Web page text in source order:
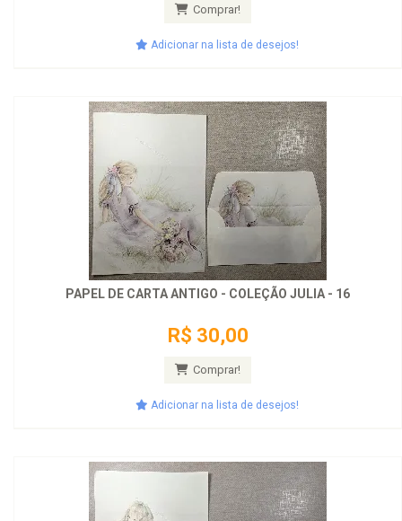
Comprar!
Adicionar na lista de desejos!
PAPEL DE CARTA ANTIGO - COLEÇÃO JULIA - 16
R$ 30,00
Comprar!
Adicionar na lista de desejos!